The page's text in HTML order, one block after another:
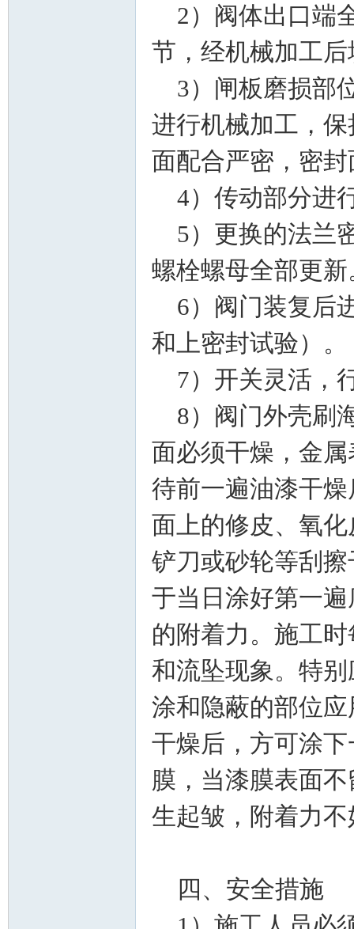
2）阀体出口端
节，经机械加工
3）闸板磨损部
进行机械加工，
面配合严密，密
4）传动部分进
5）更换的法兰
螺栓螺母全部更新
6）阀门装复后
和上密封试验）。
7）开关灵活，
8）阀门外壳刷
面必须干燥，金
待前一遍油漆干
面上的修皮、氧
铲刀或砂轮等刮
于当日涂好第一
的附着力。施工
和流坠现象。特
涂和隐蔽的部位
干燥后，方可涂
膜，当漆膜表面
生起皱，附着力
四、安全措施